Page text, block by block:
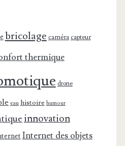
bricolage caméra capteur
thermique
drone
eau histoire humour
innovation
Internet des objets